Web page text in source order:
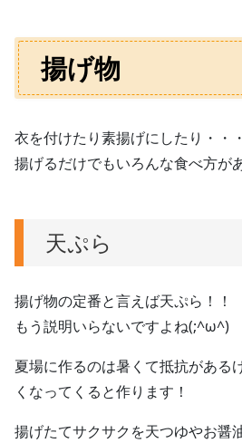
揚げ物
衣を付けたり素揚げにしたり・・・
揚げるだけでもいろんな食べ方が
天ぷら
揚げ物の定番と言えば天ぷら！！
もう説明いらないですよね(;^ω^)
夏場に作るのは暑くて抵抗がある
くなってくると作ります！
揚げたてサクサクを天つゆやお醤